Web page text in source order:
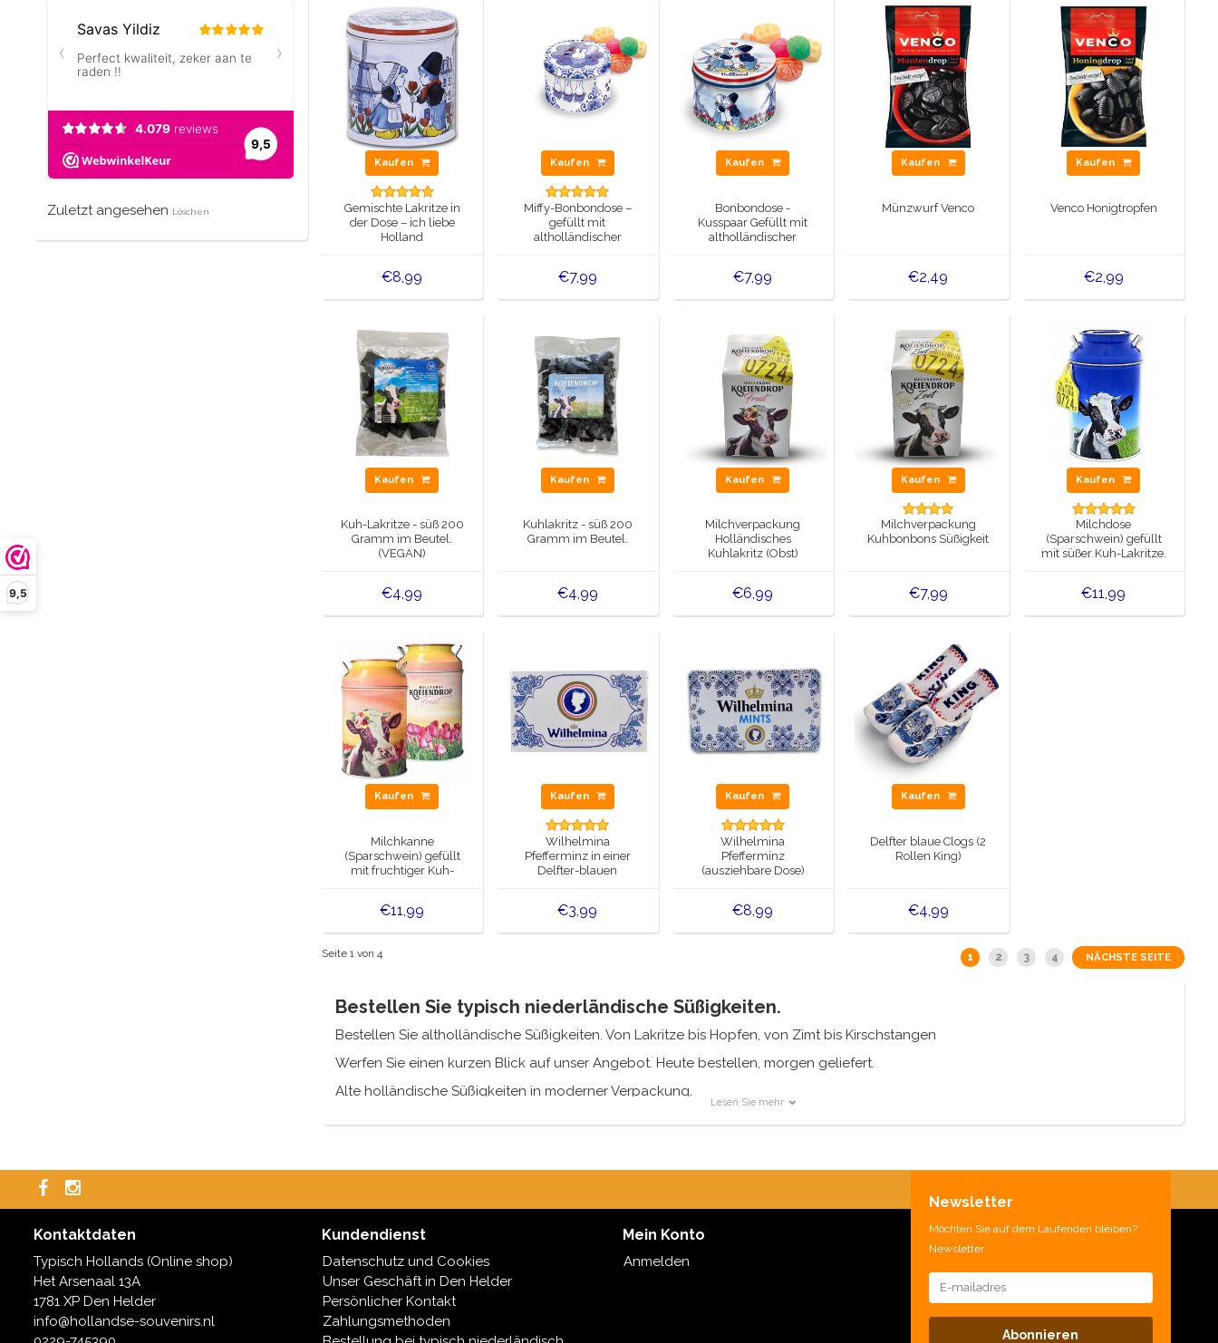
9,5
Zuletzt angesehen Löschen
Kaufen
Gemischte Lakritze in
der Dose – ich liebe
Holland
€8,99
Kaufen
Miffy-Bonbondose –
gefüllt mit
altholländischer
€7,99
Kaufen
Bonbondose -
Kusspaar Gefüllt mit
altholländischer
€7,99
Kaufen
Münzwurf Venco
€2,49
Kaufen
Venco Honigtropfen
€2,99
Kaufen
Kuh-Lakritze - süß 200
Gramm im Beutel.
(VEGAN)
€4,99
Kaufen
Kuhlakritz - süß 200
Gramm im Beutel.
€4,99
Kaufen
Milchverpackung
Holländisches
Kuhlakritz (Obst)
€6,99
Kaufen
Milchverpackung
Kuhbonbons Süßigkeit
€7,99
Kaufen
Milchdose
(Sparschwein) gefüllt
mit süßer Kuh-Lakritze.
€11,99
Kaufen
Milchkanne
(Sparschwein) gefüllt
mit fruchtiger Kuh-
€11,99
Kaufen
Wilhelmina
Pfefferminz in einer
Delfter-blauen
€3,99
Kaufen
Wilhelmina
Pfefferminz
(ausziehbare Dose)
€8,99
Kaufen
Delfter blaue Clogs (2
Rollen King)
€4,99
Seite 1 von 4 1 2 3 4 NÄCHSTE SEITE
Bestellen Sie typisch niederländische Süßigkeiten.
Bestellen Sie altholländische Süßigkeiten. Von Lakritze bis Hopfen, von Zimt bis Kirschstangen
Werfen Sie einen kurzen Blick auf unser Angebot. Heute bestellen, morgen geliefert.
Alte holländische Süßigkeiten in moderner Verpackung.
Typische holländische Süßigkeiten
insbesondere auf die Herstellung von Lakritze spezialisiert haben.
hergestellt, beispielsweise Bonbonkissen, Butterquadrate oder Zimtstangen.
Wofür Sie sich auch entscheiden, wir liefern sehr schnell.
Lesen Sie mehr
Kontaktdaten
Typisch Hollands (Online shop)
Het Arsenaal 13A
1781 XP Den Helder
info@hollandse-souvenirs.nl
Kundendienst
Datenschutz und Cookies
Unser Geschäft in Den Helder
Persönlicher Kontakt
Zahlungsmethoden
Mein Konto
Anmelden
Newsletter
Möchten Sie auf dem Laufenden bleiben?
Newsletter:
Abonnieren